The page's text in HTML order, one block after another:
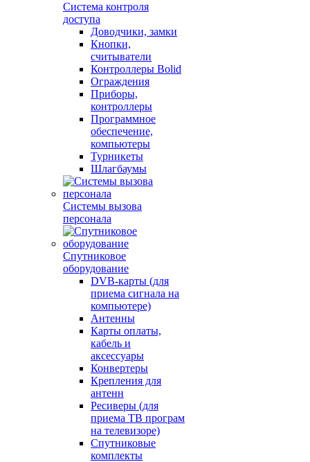
Система контроля
доступа
Доводчики, замки
Кнопки,
считыватели
Контроллеры Bolid
Ограждения
Приборы,
контроллеры
Программное
обеспечение,
компьютеры
Турникеты
Шлагбаумы
Системы вызова
персонала
Спутниковое
оборудование
DVB-карты (для
приема сигнала на
компьютере)
Антенны
Карты оплаты,
кабель и
аксессуары
Конвертеры
Крепления для
антенн
Ресиверы (для
приема ТВ програм
на телевизоре)
Спутниковые
комплекты